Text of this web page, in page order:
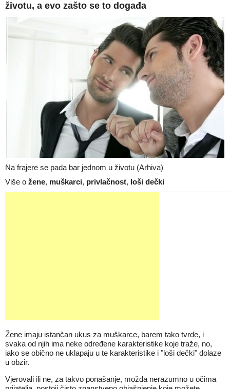
životu, a evo zašto se to događa
Na frajere se pada bar jednom u životu (Arhiva)
Više o žene, muškarci, privlačnost, loši dečki
Žene imaju istančan ukus za muškarce, barem tako tvrde, i
svaka od njih ima neke određene karakteristike koje traže, no,
iako se obično ne uklapaju u te karakteristike i "loši dečki" dolaze
u obzir.
Vjerovali ili ne, za takvo ponašanje, možda nerazumno u očima